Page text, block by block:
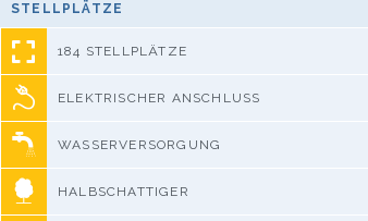
STELLPLÄTZE
184 STELLPLÄTZE
ELEKTRISCHER ANSCHLUSS
WASSERVERSORGUNG
HALBSCHATTIGER